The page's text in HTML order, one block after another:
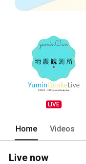
LIVE
Home Videos
Live now